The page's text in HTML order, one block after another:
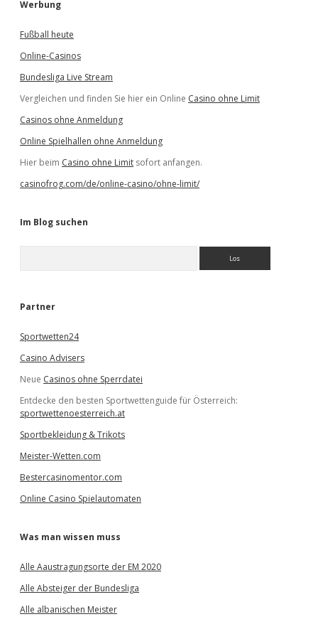
Werbung
Fußball heute
Online-Casinos
Bundesliga Live Stream
Vergleichen und finden Sie hier ein Online Casino ohne Limit
Casinos ohne Anmeldung
Online Spielhallen ohne Anmeldung
Hier beim Casino ohne Limit sofort anfangen.
casinofrog.com/de/online-casino/ohne-limit/
Im Blog suchen
e
Partner
Sportwetten24
Casino Advisers
Neue Casinos ohne Sperrdatei
Entdecke den besten Sportwettenguide für Österreich:
sportwettenoesterreich.at
Sportbekleidung & Trikots
Meister-Wetten.com
Bestercasinomentor.com
Online Casino Spielautomaten
Was man wissen muss
Alle Aaustragungsorte der EM 2020
Alle Absteiger der Bundesliga
Alle albanischen Meister